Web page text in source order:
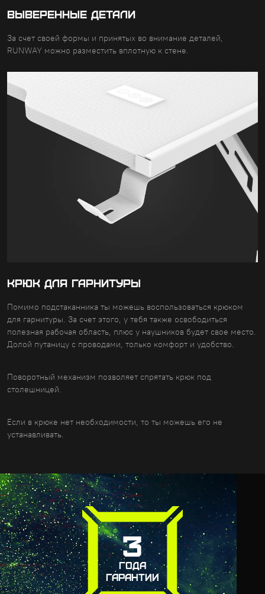
ВЫВЕРЕННЫЕ ДЕТАЛИ
За счет своей формы и принятых во внимание деталей,
RUNWAY можно разместить вплотную к стене.
КРЮК ДЛЯ ГАРНИТУРЫ
Помимо подстаканника ты можешь воспользоваться крюком
для гарнитуры. За счет этого, у тебя также освободиться
полезная рабочая область, плюс у наушников будет свое место.
Долой путаницу с проводами, только комфорт и удобство.
Поворотный механизм позволяет спрятать крюк под
столешницей.
Если в крюке нет необходимости, то ты можешь его не
устанавливать.
3
ГОДА
ГАРАНТИИ